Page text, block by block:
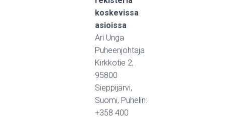
koskevissa
asioissa
Ari Unga
Puheenjohtaja
Kirkkotie 2,
95800
Sieppijärvi,
Suomi, Puhelin:
+358 400